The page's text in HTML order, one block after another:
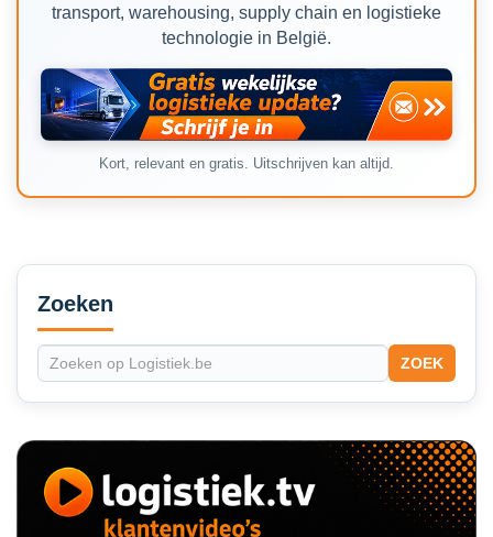
transport, warehousing, supply chain en logistieke
technologie in België.
Kort, relevant en gratis. Uitschrijven kan altijd.
Secondary
Sidebar
Zoeken
ZOEK